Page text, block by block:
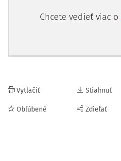
Chcete vedieť viac o
Vytlačiť
Obľúbené
Stiahnuť
Zdieľať